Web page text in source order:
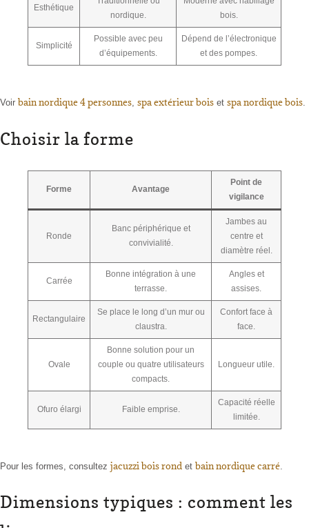
Esthétique
nordique.
bois.
Simplicité
Possible avec peu
d’équipements.
Dépend de l’électronique
et des pompes.
Voir bain nordique 4 personnes, spa extérieur bois et spa nordique bois.
Choisir la forme
Forme Avantage
Point de
vigilance
Ronde
Banc périphérique et
convivialité.
Jambes au
centre et
diamètre réel.
Carrée
Bonne intégration à une
terrasse.
Angles et
assises.
Rectangulaire
Se place le long d’un mur ou
claustra.
Confort face à
face.
Ovale
Bonne solution pour un
couple ou quatre utilisateurs
compacts.
Longueur utile.
Ofuro élargi Faible emprise.
Capacité réelle
limitée.
Pour les formes, consultez jacuzzi bois rond et bain nordique carré
Dimensions typiques : comment les